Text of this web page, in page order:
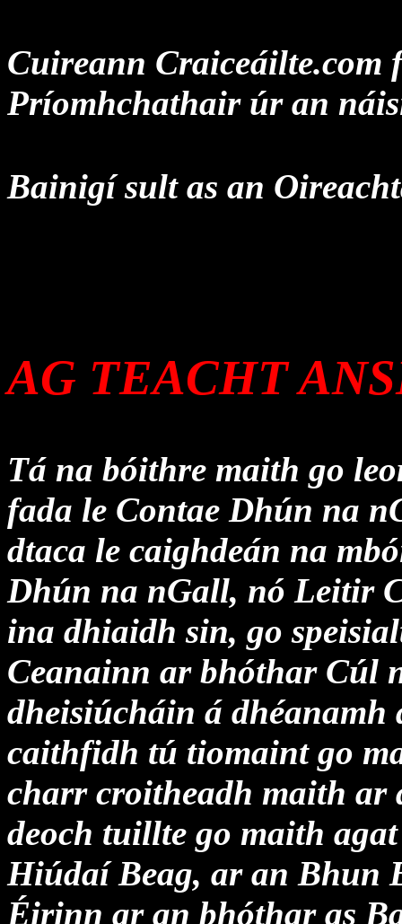
Cuireann
Príomhchathair úr an
Bainigí sult as an
AG TEACHT
Tá na bóithre maith go
fada le Contae Dhún na
dtaca le caighdeán na
Dhún na nGall, nó Leitir
ina dhiaidh sin, go
Ceanainn ar bhóthar Cúl
dheisiúcháin á
caithfidh tú tiomaint go
charr croitheadh maith ar
deoch tuillte go maith
Hiúdaí Beag, ar an Bhun
Éirinn ar an bhóthar as